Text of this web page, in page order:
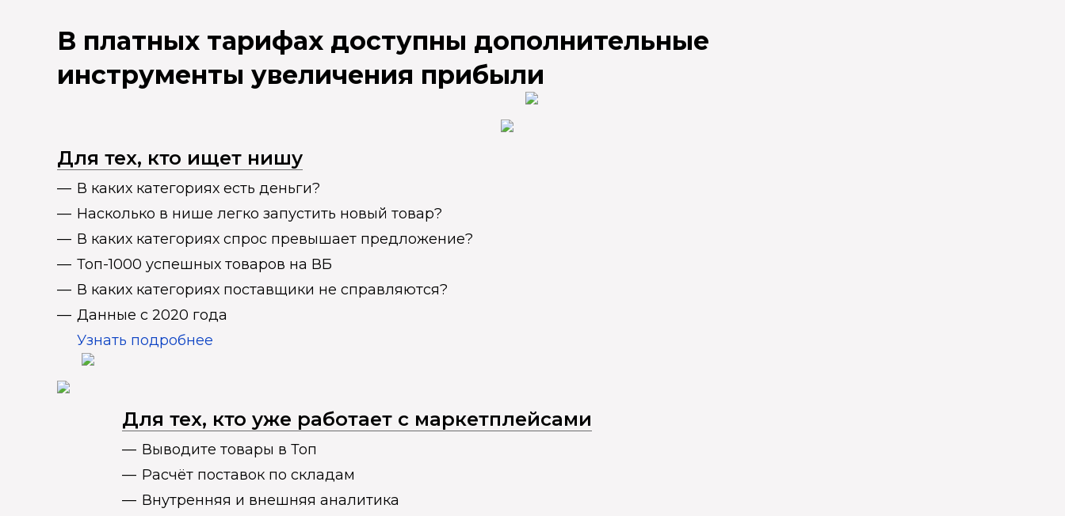
В платных тарифах доступны дополнительные
инструменты увеличения прибыли
Для тех, кто ищет нишу
В каких категориях есть деньги?
Насколько в нише легко запустить новый товар?
В каких категориях спрос превышает предложение?
Топ-1000 успешных товаров на ВБ
В каких категориях поставщики не справляются?
Данные с 2020 года
Узнать подробнее
Для тех, кто уже работает с маркетплейсами
Выводите товары в Топ
Расчёт поставок по складам
Внутренняя и внешняя аналитика